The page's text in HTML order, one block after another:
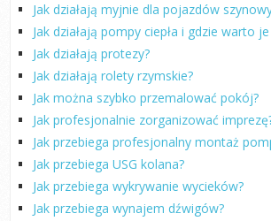
Jak działają myjnie dla pojazdów
Jak działają pompy ciepła i gdzie warto
Jak działają protezy?
Jak działają rolety rzymskie?
Jak można szybko przemalować pokój?
Jak profesjonalnie zorganizować
Jak przebiega profesjonalny montaż
Jak przebiega USG kolana?
Jak przebiega wykrywanie wycieków?
Jak przebiega wynajem dźwigów?